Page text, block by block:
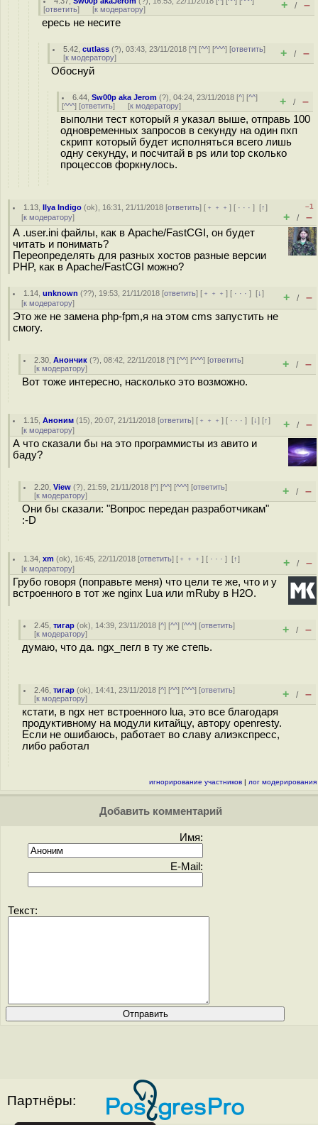
[ответить] [к модератору] + / –
ересь не несите
5.42 ,cutlass (?), 03:43, 23/11/2018 [^] [^^] [^^^] [ответить]
[к модератору] + / –
Обоснуй
6.44 ,Sw00p aka Jerom (?), 04:24, 23/11/2018 [^] [^^]
[^^^] [ответить] [к модератору] + / –
выполни тест который я указал выше, отправь 100
одновременных запросов в секунду на один пхп
скрипт который будет исполняться всего лишь
одну секунду, и посчитай в ps или top сколько
процессов форкнулось.
1.13 ,Ilya Indigo (ok), 16:31, 21/11/2018 [ответить] [ ﹢﹢﹢] [ · · ·][↑]
[к модератору]
–1
+ / –
А .user.ini файлы, как в Apache/FastCGI, он будет
читать и понимать?
Переопределять для разных хостов разные версии
PHP, как в Apache/FastCGI можно?
1.14 ,unknown (??), 19:53, 21/11/2018 [ответить] [ ﹢﹢﹢] [ · · ·][↓]
[к модератору] + / –
Это же не замена php-fpm,я на этом cms запустить не
смогу.
2.30 ,Анончик (?), 08:42, 22/11/2018 [^] [^^] [^^^] [ответить]
[к модератору] + / –
Вот тоже интересно, насколько это возможно.
1.15 ,Аноним (15), 20:07, 21/11/2018 [ответить] [ ﹢﹢﹢] [ · · ·][↓] [↑]
[к модератору] + / –
А что сказали бы на это программисты из авито и
баду?
2.20 ,View (?), 21:59, 21/11/2018 [^] [^^] [^^^] [ответить]
[к модератору] + / –
Они бы сказали: "Вопрос передан разработчикам"
:-D
1.34 ,xm (ok), 16:45, 22/11/2018 [ответить] [ ﹢﹢﹢] [ · · ·][↑]
[к модератору] + / –
Грубо говоря (поправьте меня) что цели те же, что и у
встроенного в тот же nginx Luа или mRuby в H2O.
2.45 ,тигар (ok), 14:39, 23/11/2018 [^] [^^] [^^^] [ответить]
[к модератору] + / –
думаю, что да. ngx_пегл в ту же степь.
2.46 ,тигар (ok), 14:41, 23/11/2018 [^] [^^] [^^^] [ответить]
[к модератору] + / –
кстати, в ngx нет встроенного lua, это все благодаря
продуктивному на модули китайцу, автору openresty.
Если не ошибаюсь, работает во славу алиэкспресс,
либо работал
игнорирование участников | лог модерирования
Добавить комментарий
Имя:
E-Mail:
Текст:
Партнёры: